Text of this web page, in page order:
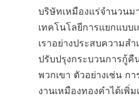
บริษัทเหมืองแร่จำนวนม
เทคโนโลยีการแยกแบบ
เราอย่างประสบความสำ
ปรับปรุงกระบวนการกู้คื
พวกเขา ตัวอย่างเช่น กา
งานเหมืองทองคำได้เพิ่ม